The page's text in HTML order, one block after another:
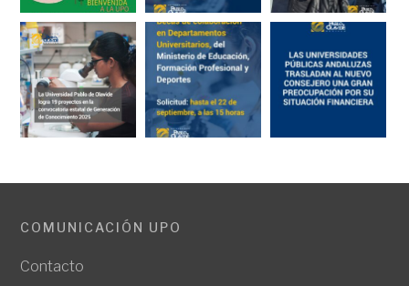
COMUNICACIÓN UPO
Contacto